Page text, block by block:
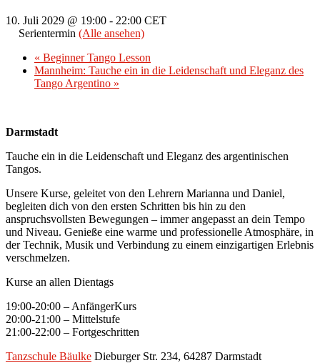
10. Juli 2029 @ 19:00 - 22:00 CET
Serientermin (Alle ansehen)
« Beginner Tango Lesson
Mannheim: Tauche ein in die Leidenschaft und Eleganz des
Tango Argentino »
Darmstadt
Tauche ein in die Leidenschaft und Eleganz des argentinischen
Tangos.
Unsere Kurse, geleitet von den Lehrern Marianna und Daniel,
begleiten dich von den ersten Schritten bis hin zu den
anspruchsvollsten Bewegungen – immer angepasst an dein Tempo
und Niveau. Genieße eine warme und professionelle Atmosphäre, in
der Technik, Musik und Verbindung zu einem einzigartigen Erlebnis
verschmelzen.
Kurse an allen Dientags
19:00-20:00 – AnfängerKurs
20:00-21:00 – Mittelstufe
21:00-22:00 – Fortgeschritten
Tanzschule Bäulke Dieburger Str. 234, 64287 Darmstadt